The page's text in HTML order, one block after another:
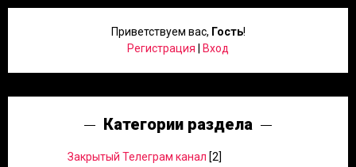
Приветствуем вас, Гость!
Регистрация
Вход
Категории раздела
Закрытый Телеграм канал [2]